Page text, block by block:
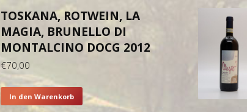
TOSKANA, ROTWEIN, LA
MAGIA, BRUNELLO DI
MONTALCINO DOCG 2012
€70,00
In den Warenkorb